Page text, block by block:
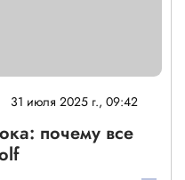
31 июля 2025 г., 09:42
почему все